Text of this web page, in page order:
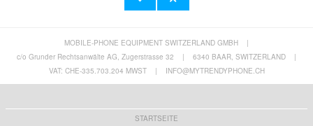
iPad Pro 13 (2025) Panzerglas - 9H - Case
Friendly - Durchsichtig
Honor Magic V Flip 2 Fold Kunststoff Hülle -
Durchsichtig
CHF
MOBILE-PHONE EQUIPMENT SWITZERLAND GMBH
|
c/o Grunder Rechtsanwälte AG, Zugerstrasse 32
| 6340 BAAR, SWITZERLAND
|
VAT: CHE-335.703.204 MWST
| INFO@MYTRENDYPHONE.CH
STARTSEITE